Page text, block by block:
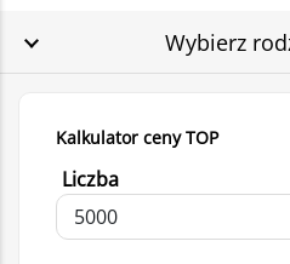
Wybierz
Kalkulator ceny TOP
Liczba